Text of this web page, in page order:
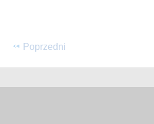
Poprzedni